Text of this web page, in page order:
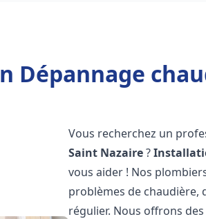
Dépannage
Vous recherchez un
Saint Nazaire?
vous aider ! Nos
problèmes de
régulier. Nous offrons